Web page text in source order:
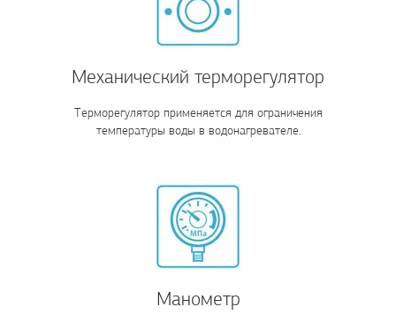
Механический терморегулятор
Терморегулятор применяется для ограничения
температуры воды в водонагревателе.
Манометр